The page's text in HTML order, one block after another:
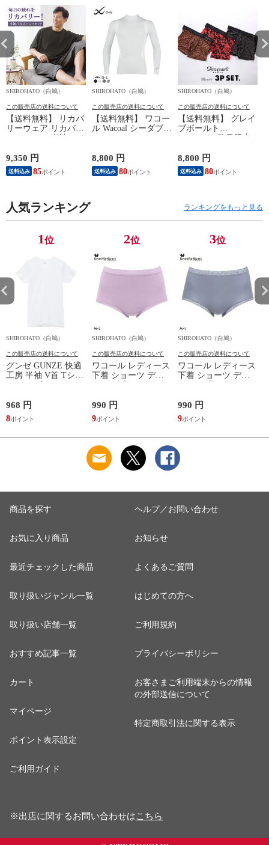
SHIROHATO（白鳩）
この販売店の送料について
【送料無料】 リカバ
リーウェア リカバリ
ーパジャマ 半袖 メ
ームウェア パジャマ
リカバリーケア 7分
丈パンツ 疲労回復
9,350 円
送料込み 85
SHIROHATO（白鳩）
この販売店の送料について
【送料無料】 ワコー
ル Wacoal シーダブリ
JYURYU 柔流 ジュウ
リュウ メンズ トッ
プ SML ハイネック
8,800 円
送料込み 80
SHIROHATO（白鳩）
この販売店の送料について
【送料無料】 グレイ
ブボールト
Gravevault 数量限定
サーパンツ おまかせ
3P 福袋 ショート ロ
ーライズ 3枚セット
8,800 円
送料込み 80
人気ランキング ランキングをもっと見る
1位
SHIROHATO（白鳩）
この販売店の送料について
グンゼ GUNZE 快適
工房 半袖 V首 Tシャ
ツ メンズ インナー
本製 抗菌防臭
968 円
8
2位
SHIROHATO（白鳩）
この販売店の送料について
ワコール レディース
下着 ショーツ ディ
アヒップショーツ
スタンダード ノーマ
ルショーツ ML
Wacoal
990 円
9
3位
SHIROHATO（白鳩）
この販売店の送料について
ワコール レディース
下着 ショーツ ディ
アヒップショーツ
スタンダード ノーマ
ルショーツ ML
Wacoal
990 円
9
商品を探す
お気に入り商品
最近チェックした商品
取り扱いジャンル一覧
取り扱い店舗一覧
おすすめ記事一覧
カート
マイページ
ポイント表示設定
ご利用ガイド
ヘルプ／お問い合わせ
お知らせ
よくあるご質問
はじめての方へ
ご利用規約
プライバシーポリシー
お客さまご利用端末からの情報
の外部送信について
特定商取引法に関する表示
※出店に関するお問い合わせはこちら